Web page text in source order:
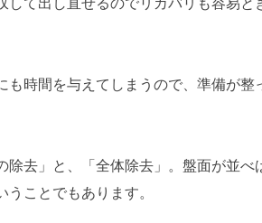
時間を与えてしまうので、準備が
去」と、「全体除去」。盤面が並べ
ことでもあります。